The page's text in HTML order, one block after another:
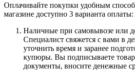
Оплачивайте покупки удобным
магазине доступно 3 варианта оплаты:
Наличные при самовывозе или
Специалист свяжется с вами в
уточнить время и заранее
купюры. Вы подписываете
документы, вносите денежные